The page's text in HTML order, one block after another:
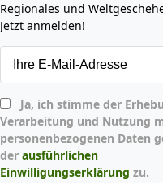
Regionales und
Jetzt anmelden!
Verarbeitung und Nutzung
personenbezogenen Daten
der ausführlichen
Einwilligungserklärung zu.